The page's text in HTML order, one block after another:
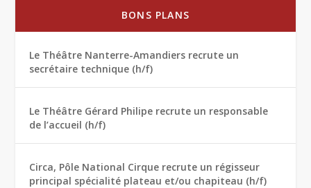
BONS PLANS
Le Théâtre Nanterre-Amandiers recrute un
secrétaire technique (h/f)
Le Théâtre Gérard Philipe recrute un responsable
de l’accueil (h/f)
Circa, Pôle National Cirque recrute un régisseur
principal spécialité plateau et/ou chapiteau (h/f)